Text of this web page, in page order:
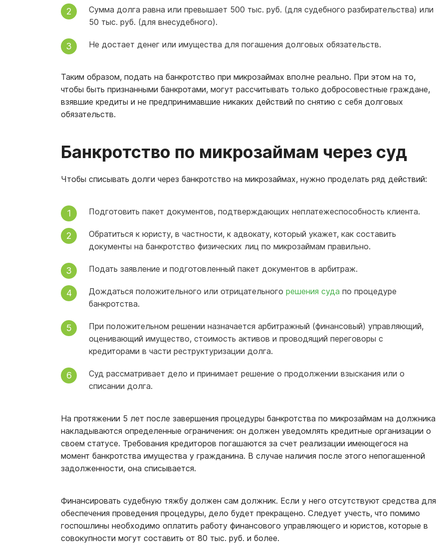
Сумма долга равна или превышает 500 тыс. руб. (для судебного разбирательства) или
50 тыс. руб. (для внесудебного).
Не достает денег или имущества для погашения долговых обязательств.
Таким образом, подать на банкротство при микрозаймах вполне реально. При этом на то,
чтобы быть признанными банкротами, могут рассчитывать только добросовестные граждане,
взявшие кредиты и не предпринимавшие никаких действий по снятию с себя долговых
обязательств.
Банкротство по микрозаймам через суд
Чтобы списывать долги через банкротство на микрозаймах, нужно проделать ряд действий:
Подготовить пакет документов, подтверждающих неплатежеспособность клиента.
Обратиться к юристу, в частности, к адвокату, который укажет, как составить
документы на банкротство физических лиц по микрозаймам правильно.
Подать заявление и подготовленный пакет документов в арбитраж.
Дождаться положительного или отрицательного решения суда по процедуре
банкротства.
При положительном решении назначается арбитражный (финансовый) управляющий,
оценивающий имущество, стоимость активов и проводящий переговоры с
кредиторами в части реструктуризации долга.
Суд рассматривает дело и принимает решение о продолжении взыскания или о
списании долга.
На протяжении 5 лет после завершения процедуры банкротства по микрозаймам на должника
накладываются определенные ограничения: он должен уведомлять кредитные организации о
своем статусе. Требования кредиторов погашаются за счет реализации имеющегося на
момент банкротства имущества у гражданина. В случае наличия после этого непогашенной
задолженности, она списывается.
Финансировать судебную тяжбу должен сам должник. Если у него отсутствуют средства для
обеспечения проведения процедуры, дело будет прекращено. Следует учесть, что помимо
госпошлины необходимо оплатить работу финансового управляющего и юристов, которые в
совокупности могут составить от 80 тыс. руб. и более.